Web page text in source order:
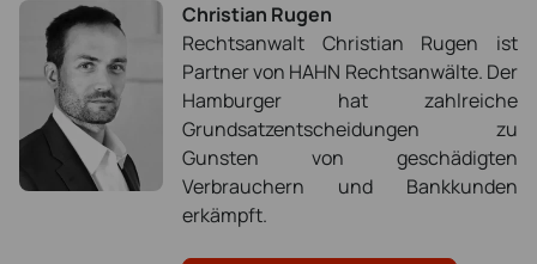
Christian Rugen
Rechtsanwalt Christian Rugen ist
Partner von HAHN Rechtsanwälte. Der
Hamburger hat zahlreiche
Grundsatzentscheidungen zu
Gunsten von geschädigten
Verbrauchern und Bankkunden
erkämpft.